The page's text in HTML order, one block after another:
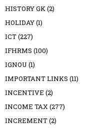
HISTORY GK(2)
HOLIDAY(1)
ICT(227)
IFHRMS (100)
IGNOU (1)
IMPORTANT LINKS (11)
INCENTIVE (2)
INCOME TAX(277)
INCREMENT(2)